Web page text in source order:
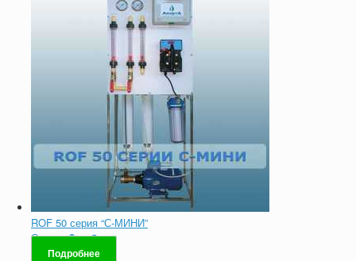
ROF 50 серия “С-МИНИ”
Оценка0из 5
Подробнее